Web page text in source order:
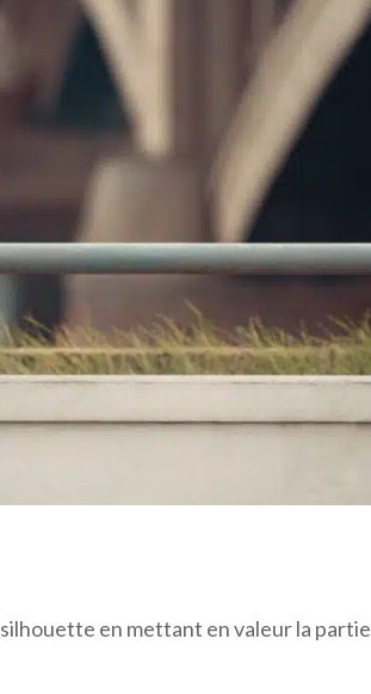
en mettant en valeur la partie